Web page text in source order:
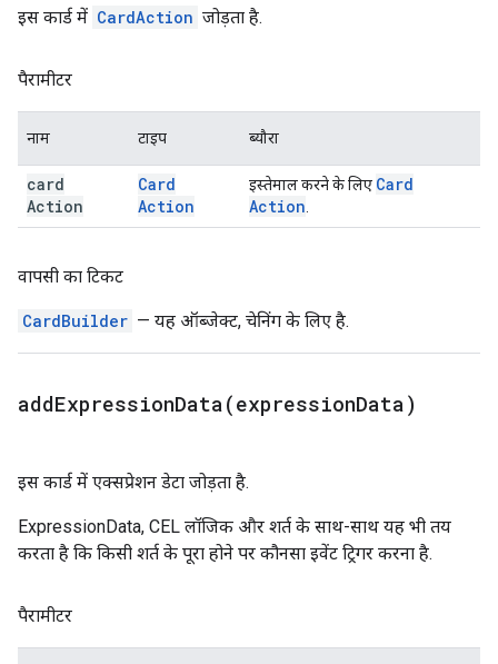
इस कार्ड में CardAction जोड़ता है.
पैरामीटर
नाम टाइप ब्यौरा
card
Action
Card
Action
इस्तेमाल करने के लिए Card
Action
वापसी का टिकट
CardBuilder — यह ऑब्जेक्ट, चेनिंग के लिए है.
addExpressionData(expressionData)
इस कार्ड में एक्सप्रेशन डेटा जोड़ता है.
ExpressionData, CEL लॉजिक और शर्त के साथ-साथ यह भी तय
करता है कि किसी शर्त के पूरा होने पर कौनसा इवेंट ट्रिगर करना है.
पैरामीटर